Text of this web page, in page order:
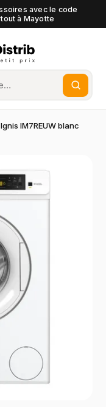
avec le code
à Mayotte
IM7REUW blanc